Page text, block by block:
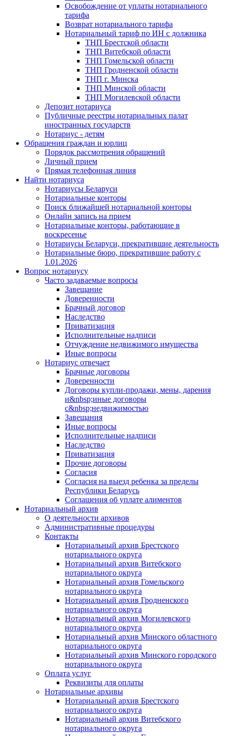
Освобождение от уплаты нотариального
тарифа
Возврат нотариального тарифа
Нотариальный тариф по ИН с должника
ТНП Брестской области
ТНП Витебской области
ТНП Гомельской области
ТНП Гродненской области
ТНП г. Минска
ТНП Минской области
ТНП Могилевской области
Депозит нотариуса
Публичные реестры нотариальных палат
иностранных государств
Нотариус - детям
Обращения граждан и юрлиц
Порядок рассмотрения обращений
Личный прием
Прямая телефонная линия
Найти нотариуса
Нотариусы Беларуси
Нотариальные конторы
Поиск ближайшей нотариальной конторы
Онлайн запись на прием
Нотариальные конторы, работающие в
воскресенье
Нотариусы Беларуси, прекратившие деятельность
Нотариальные бюро, прекратившие работу с
1.01.2026
Вопрос нотариусу
Часто задаваемые вопросы
Завещание
Доверенности
Брачный договор
Наследство
Приватизация
Исполнительные надписи
Отчуждение недвижимого имущества
Иные вопросы
Нотариус отвечает
Брачные договоры
Доверенности
Договоры купли-продажи, мены, дарения
и&nbsp;иные договоры
с&nbsp;недвижимостью
Завещания
Иные вопросы
Исполнительные надписи
Наследство
Приватизация
Прочие договоры
Согласия
Согласия на выезд ребенка за пределы
Республики Беларусь
Соглашения об уплате алиментов
Нотариальный архив
О деятельности архивов
Административные процедуры
Контакты
Нотариальный архив Брестского
нотариального округа
Нотариальный архив Витебского
нотариального округа
Нотариальный архив Гомельского
нотариального округа
Нотариальный архив Гродненского
нотариального округа
Нотариальный архив Могилевского
нотариального округа
Нотариальный архив Минского областного
нотариального округа
Нотариальный архив Минского городского
нотариального округа
Оплата услуг
Реквизиты для оплаты
Нотариальные архивы
Нотариальный архив Брестского
нотариального округа
Нотариальный архив Витебского
нотариального округа